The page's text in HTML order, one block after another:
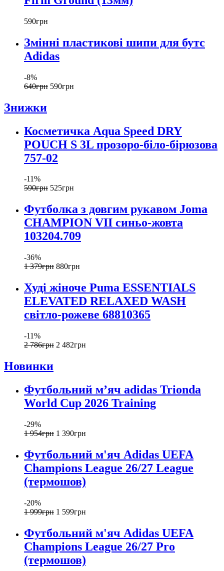
590грн
Змінні пластикові шипи для бутс
Adidas
-8%
640грн 590грн
Знижки
Косметичка Aqua Speed DRY
POUCH S 3L прозоро-біло-бірюзова
757-02
-11%
590грн 525грн
Футболка з довгим рукавом Joma
CHAMPION VII синьо-жовта
103204.709
-36%
1 379грн 880грн
Худі жіноче Puma ESSENTIALS
ELEVATED RELAXED WASH
світло-рожеве 68810365
-11%
2 786грн 2 482грн
Новинки
Футбольний м’яч adidas Trionda
World Cup 2026 Training
-29%
1 954грн 1 390грн
Футбольний м'яч Adidas UEFA
Champions League 26/27 League
(термошов)
-20%
1 999грн 1 599грн
Футбольний м'яч Adidas UEFA
Champions League 26/27 Pro
(термошов)